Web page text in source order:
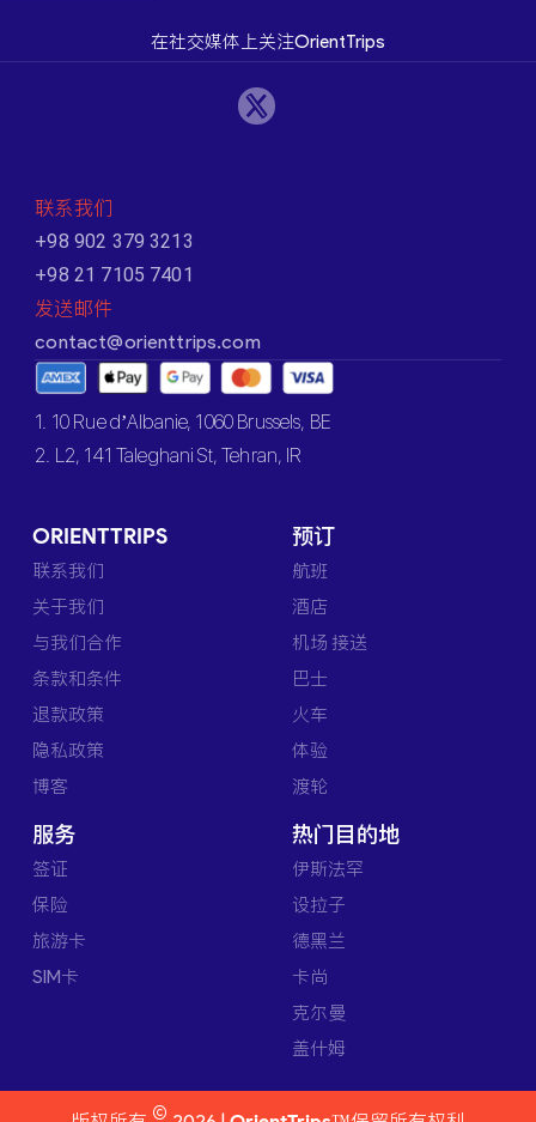
在社交媒体上关注OrientTrips
联系我们
+98 902 379 3213
+98 21 7105 7401
发送邮件
contact@orienttrips.com
1. 10 Rue d’Albanie, 1060 Brussels, BE
2. L2, 141 Taleghani St, Tehran, IR
ORIENTTRIPS
联系我们
关于我们
与我们合作
条款和条件
退款政策
隐私政策
博客
预订
航班
酒店
机场 接送
巴士
火车
体验
渡轮
服务
签证
保险
旅游卡
SIM卡
热门目的地
伊斯法罕
设拉子
德黑兰
卡尚
克尔曼
盖什姆